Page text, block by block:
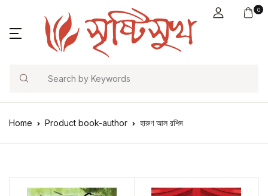
0
Search
Home Product book-author হারুণ আল রশিদ